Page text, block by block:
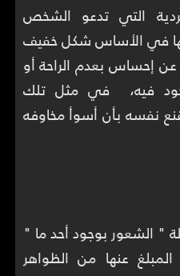
التي تدعو الشخص
في الأساس شكل خفيف
عن إحساس بعدم الراحة أو
فيه، في مثل تلك
نفسه بأن أسوأ مخاوفه
" الشعور بوجود أحد ما "
عنها من الظواهر